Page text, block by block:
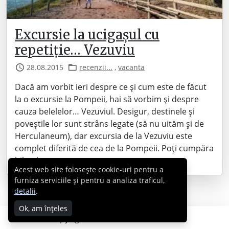
Excursie la ucigașul cu
repetiție… Vezuviu
28.08.2015 recenzii... ,vacanta
Dacă am vorbit ieri despre ce și cum este de făcut
la o excursie la Pompeii, hai să vorbim și despre
cauza belelelor… Vezuviul. Desigur, destinele și
poveștile lor sunt strâns legate (să nu uităm și de
Herculaneum), dar excursia de la Vezuviu este
complet diferită de cea de la Pompeii. Poți cumpăra
biletele tot…
Copyright © 2007 - 2026 Cabral.ro
Acest web site folosește cookie-uri pentru a
furniza serviciile și pentru a analiza traficul,
detalii.
Ok, am înțeles